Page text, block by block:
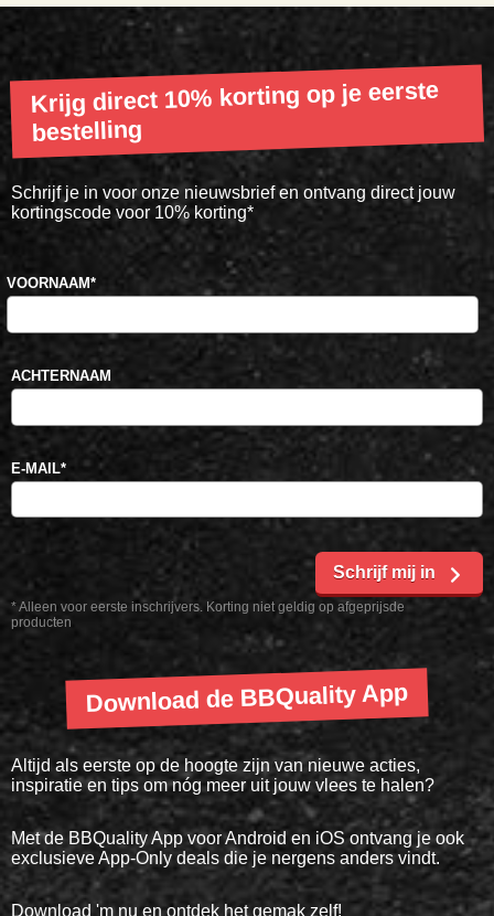
Krijg direct 10% korting op je eerste
bestelling
Schrijf je in voor onze nieuwsbrief en ontvang direct jouw
kortingscode voor 10% korting*
* Alleen voor eerste inschrijvers. Korting niet geldig op afgeprijsde
producten
VOORNAAM*
ACHTERNAAM
E-MAIL*
Schrijf mij in
Download de BBQuality App
Altijd als eerste op de hoogte zijn van nieuwe acties,
inspiratie en tips om nóg meer uit jouw vlees te halen?
Met de BBQuality App voor Android en iOS ontvang je ook
exclusieve App-Only deals die je nergens anders vindt.
Download 'm nu en ontdek het gemak zelf!